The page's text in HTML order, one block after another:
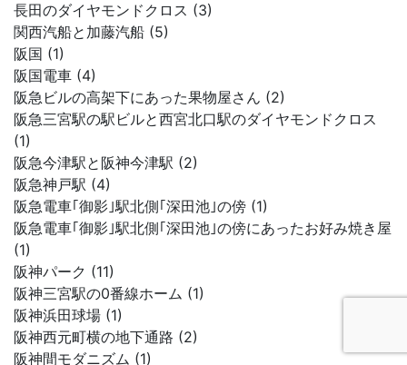
長田のダイヤモンドクロス (3)
関西汽船と加藤汽船 (5)
阪国 (1)
阪国電車 (4)
阪急ビルの高架下にあった果物屋さん (2)
阪急三宮駅の駅ビルと西宮北口駅のダイヤモンドクロス
(1)
阪急今津駅と阪神今津駅 (2)
阪急神戸駅 (4)
阪急電車｢御影｣駅北側｢深田池｣の傍 (1)
阪急電車｢御影｣駅北側｢深田池｣の傍にあったお好み焼き屋
(1)
阪神パーク (11)
阪神三宮駅の0番線ホーム (1)
阪神浜田球場 (1)
阪神西元町横の地下通路 (2)
阪神間モダニズム (1)